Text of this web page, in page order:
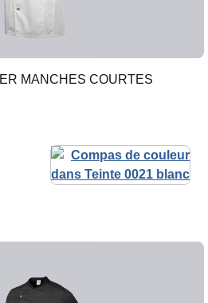
MANCHES COURTES